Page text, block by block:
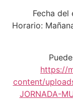
Fecha del
Horario:
https://
content/
JORNADA-